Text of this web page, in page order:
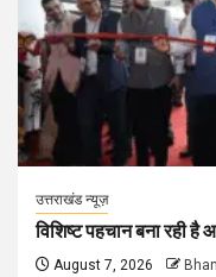
उत्तराखंड न्यूज़
विशिष्ट पहचान बना रही
August 7, 2026